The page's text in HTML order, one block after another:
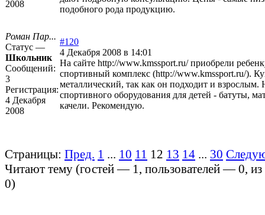
2008
подобного рода продукцию.
Роман Пар...
Статус —
Школьник
Сообщений:
3
Регистрация:
4 Декабря
2008
#120
4 Декабря 2008 в 14:01
На сайте http://www.kmssport.ru/приобрели
спортивный комплекс (http://www.kmssport.ru/).
металлический, так как он подходит и взрослым.
спортивного оборудования для детей - батуты,
качели. Рекомендую.
Страницы: Пред. 1 ... 10 11 12 13 14 ... 30
Читают тему (гостей — 1, пользователей —0,
0)